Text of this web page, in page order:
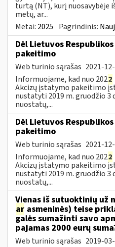
turtą (NT), kurį nuosavybėje
metų, ar...
Metai: 2025 Pagrindinis:
Dėl Lietuvos
pakeitimo
Web turinio sąrašas 2021-
Informuojame, kad nuo 2022
Akcizų įstatymo pakeitimo
nustatyti 2019 m. gruodžio
nuostatų,...
Dėl Lietuvos
pakeitimo
Web turinio sąrašas 2021-
Informuojame, kad nuo 2022
Akcizų įstatymo pakeitimo
nustatyti 2019 m. gruodžio
nuostatų,...
Vienas iš sutuoktinių už
ar asmeninės) teise
galės sumažinti savo
pajamas 2000 eurų
Web turinio sąrašas 2019-